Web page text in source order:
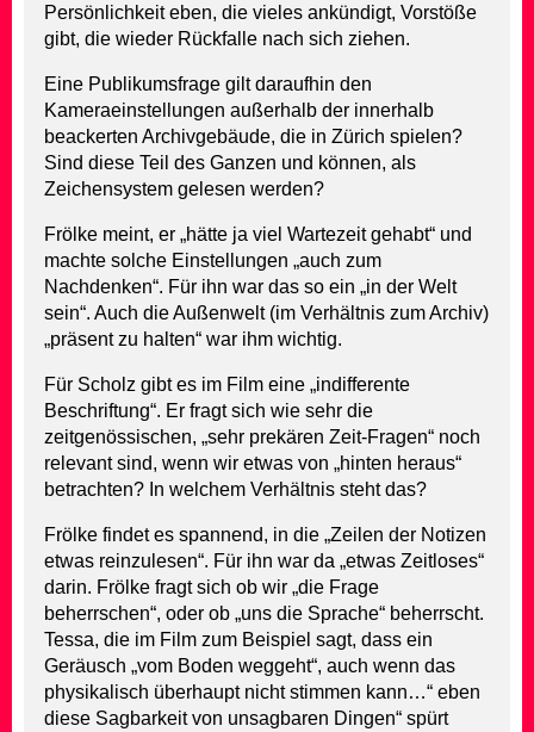
Persönlichkeit eben, die vieles ankündigt, Vorstöße
gibt, die wieder Rückfalle nach sich ziehen.
Eine Publikumsfrage gilt daraufhin den
Kameraeinstellungen außerhalb der innerhalb
beackerten Archivgebäude, die in Zürich spielen?
Sind diese Teil des Ganzen und können, als
Zeichensystem gelesen werden?
Frölke meint, er „hätte ja viel Wartezeit gehabt“ und
machte solche Einstellungen „auch zum
Nachdenken“. Für ihn war das so ein „in der Welt
sein“. Auch die Außenwelt (im Verhältnis zum Archiv)
„präsent zu halten“ war ihm wichtig.
Für Scholz gibt es im Film eine „indifferente
Beschriftung“. Er fragt sich wie sehr die
zeitgenössischen, „sehr prekären Zeit-Fragen“ noch
relevant sind, wenn wir etwas von „hinten heraus“
betrachten? In welchem Verhältnis steht das?
Frölke findet es spannend, in die „Zeilen der Notizen
etwas reinzulesen“. Für ihn war da „etwas Zeitloses“
darin. Frölke fragt sich ob wir „die Frage
beherrschen“, oder ob „uns die Sprache“ beherrscht.
Tessa, die im Film zum Beispiel sagt, dass ein
Geräusch „vom Boden weggeht“, auch wenn das
physikalisch überhaupt nicht stimmen kann…“ eben
diese Sagbarkeit von unsagbaren Dingen“ spürt